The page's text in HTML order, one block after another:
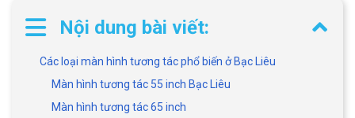
Nội dung bài viết:
Các loại màn hình tương tác phổ biến ở Bạc Liêu
Màn hình tương tác 55 inch Bạc Liêu
Màn hình tương tác 65 inch